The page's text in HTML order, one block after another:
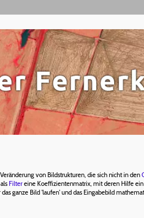
von Bildstrukturen, die sich nicht in den
Filtereine Koeffizientenmatrix, mit deren Hilfe
ganze Bild 'laufen' und das Eingabebild